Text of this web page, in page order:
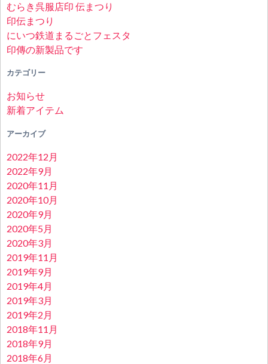
むらき呉服店印 伝まつり
印伝まつり
にいつ鉄道まるごとフェスタ
印傳の新製品です
カテゴリー
お知らせ
新着アイテム
アーカイブ
2022年12月
2022年9月
2020年11月
2020年10月
2020年9月
2020年5月
2020年3月
2019年11月
2019年9月
2019年4月
2019年3月
2019年2月
2018年11月
2018年9月
2018年6月